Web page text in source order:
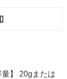
】 20gまたは